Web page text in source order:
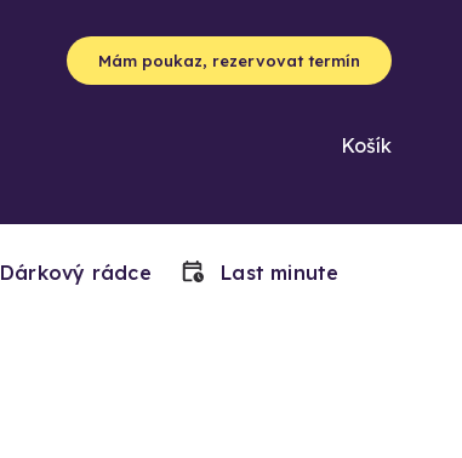
Mám poukaz, rezervovat termín
Košík
Dárkový rádce Last minute